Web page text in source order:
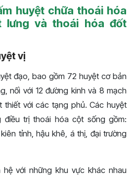
huyệt chữa thoái hóa
lưng và thoái hóa đốt
vị
đạo, bao gồm 72 huyệt cơ bản
nối với 12 đường kinh và 8 mạch
thiết với các tạng phủ. Các huyệt
điều trị thoái hóa cột sống gồm:
tỉnh, hậu khê, á thị, đại trường
với những khu vực khác nhau